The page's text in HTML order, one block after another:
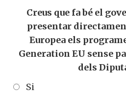
Creus que fa bé el
presentar
Europea els
Generation EU sense
dels
Si